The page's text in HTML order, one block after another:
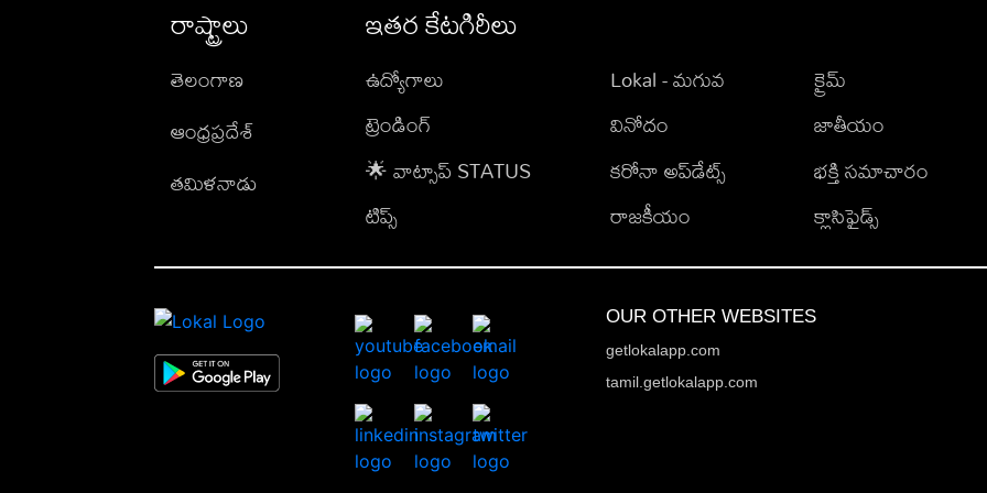
రాష్ట్రాలు
తెలంగాణ
ఆంధ్రప్రదేశ్
తమిళనాడు
ఇతర కేటగిరీలు
ఉద్యోగాలు
ట్రెండింగ్
🌟 వాట్సాప్ STATUS
టిప్స్
Lokal - మగువ
వినోదం
కరోనా అప్‌డేట్స్
రాజకీయం
క్రైమ్
జాతీయం
భక్తి సమాచారం
క్లాసిఫైడ్స్
OUR OTHER WEBSITES
getlokalapp.com
tamil.getlokalapp.com